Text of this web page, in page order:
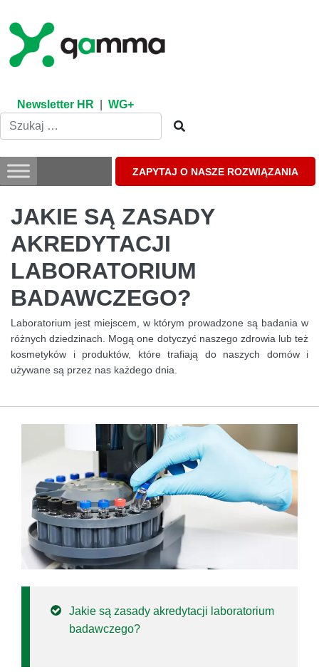
content
Newsletter HR WG+
ZAPYTAJ O NASZE ROZWIĄZANIA
JAKIE SĄ ZASADY
AKREDYTACJI
LABORATORIUM
BADAWCZEGO?
Laboratorium jest miejscem, w którym prowadzone są badania w
różnych dziedzinach. Mogą one dotyczyć naszego zdrowia lub też
kosmetyków i produktów, które trafiają do naszych domów i
używane są przez nas każdego dnia.
Jakie są zasady akredytacji laboratorium
badawczego?